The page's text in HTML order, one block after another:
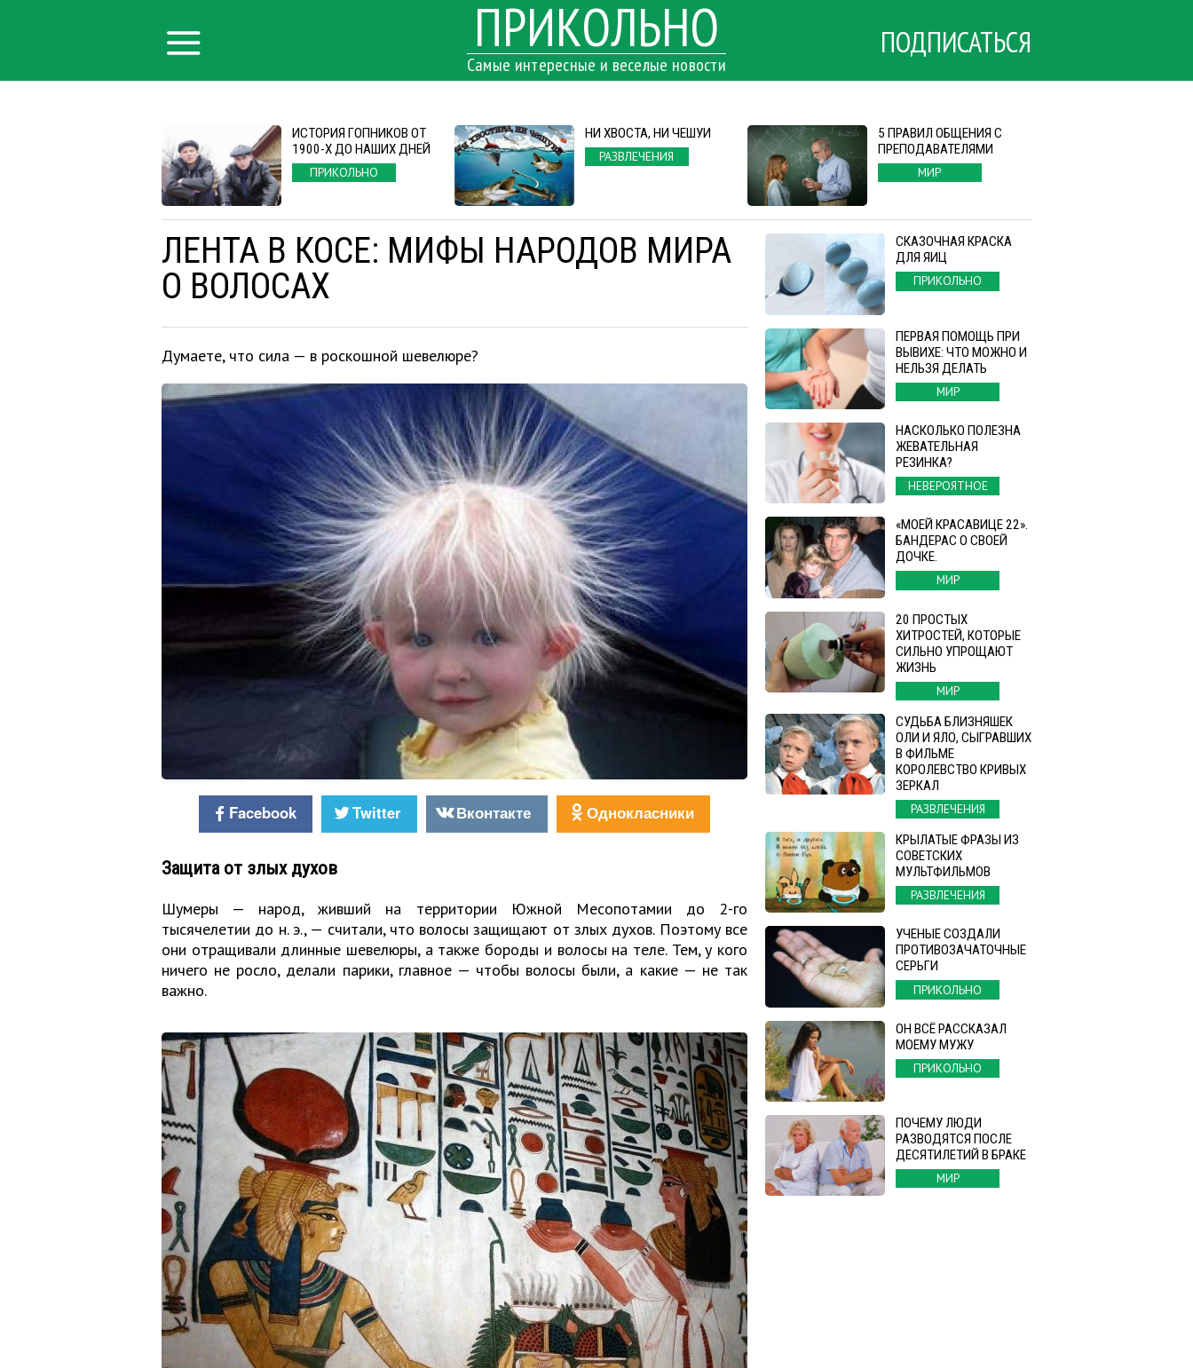
ПРИКОЛЬНО
Самые интересные и веселые новости
ПОДПИСАТЬСЯ
ИСТОРИЯ ГОПНИКОВ ОТ
1900-Х ДО НАШИХ ДНЕЙ
ПРИКОЛЬНО
НИ ХВОСТА, НИ ЧЕШУИ
РАЗВЛЕЧЕНИЯ
5 ПРАВИЛ ОБЩЕНИЯ С
ПРЕПОДАВАТЕЛЯМИ
МИР
ЛЕНТА В КОСЕ: МИФЫ НАРОДОВ МИРА
О ВОЛОСАХ
Думаете, что сила — в роскошной шевелюре?
Facebook Twitter Вконтакте Однокласники
Защита от злых духов
Шумеры — народ, живший на территории Южной Месопотамии до 2-го
тысячелетии до н. э., — считали, что волосы защищают от злых духов. Поэтому все
они отращивали длинные шевелюры, а также бороды и волосы на теле. Тем, у кого
ничего не росло, делали парики, главное — чтобы волосы были, а какие — не так
важно.
СКАЗОЧНАЯ КРАСКА
ДЛЯ ЯИЦ
ПРИКОЛЬНО
ПЕРВАЯ ПОМОЩЬ ПРИ
ВЫВИХЕ: ЧТО МОЖНО И
НЕЛЬЗЯ ДЕЛАТЬ
МИР
НАСКОЛЬКО ПОЛЕЗНА
ЖЕВАТЕЛЬНАЯ
РЕЗИНКА?
НЕВЕРОЯТНОЕ
«МОЕЙ КРАСАВИЦЕ 22».
БАНДЕРАС О СВОЕЙ
ДОЧКЕ.
МИР
20 ПРОСТЫХ
ХИТРОСТЕЙ, КОТОРЫЕ
СИЛЬНО УПРОЩАЮТ
ЖИЗНЬ
МИР
СУДЬБА БЛИЗНЯШЕК
ОЛИ И ЯЛО, СЫГРАВШИХ
В ФИЛЬМЕ
КОРОЛЕВСТВО КРИВЫХ
ЗЕРКАЛ
РАЗВЛЕЧЕНИЯ
КРЫЛАТЫЕ ФРАЗЫ ИЗ
СОВЕТСКИХ
МУЛЬТФИЛЬМОВ
РАЗВЛЕЧЕНИЯ
УЧЕНЫЕ СОЗДАЛИ
ПРОТИВОЗАЧАТОЧНЫЕ
СЕРЬГИ
ПРИКОЛЬНО
ОН ВСЁ РАССКАЗАЛ
МОЕМУ МУЖУ
ПРИКОЛЬНО
ПОЧЕМУ ЛЮДИ
РАЗВОДЯТСЯ ПОСЛЕ
ДЕСЯТИЛЕТИЙ В БРАКЕ
МИР